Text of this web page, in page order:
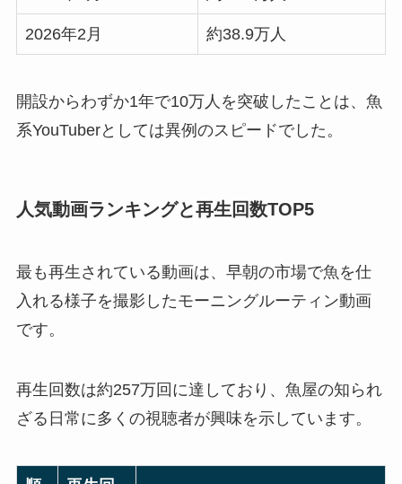
2026年2月 約38.9万人
開設からわずか1年で10万人を突破したことは、魚
系YouTuberとしては異例のスピードでした。
人気動画ランキングと再生回数TOP5
最も再生されている動画は、早朝の市場で魚を仕
入れる様子を撮影したモーニングルーティン動画
です。
再生回数は約257万回に達しており、魚屋の知られ
ざる日常に多くの視聴者が興味を示しています。